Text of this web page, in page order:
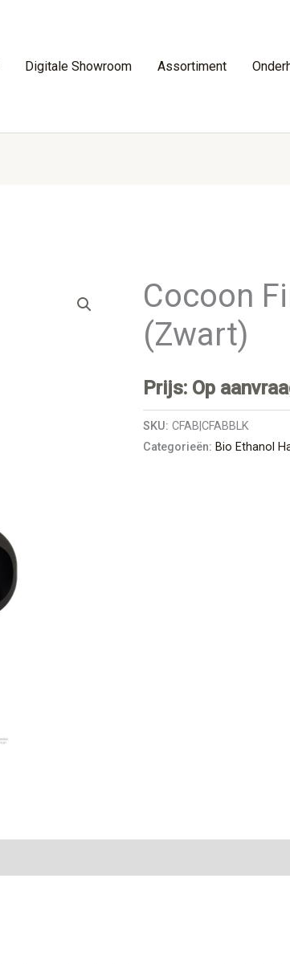
Digitale Showroom Assortiment
Cocoon
(Zwart)
Prijs: Op
SKU:CFAB|CFABBLK
Categorieën: Bio Ethanol